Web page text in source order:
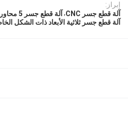
إبراز:
آلة قطع جسر CNC
, آلة قطع جسر 5 محاور
آلة قطع جسر ثلاثية الأبعاد ذات الشكل